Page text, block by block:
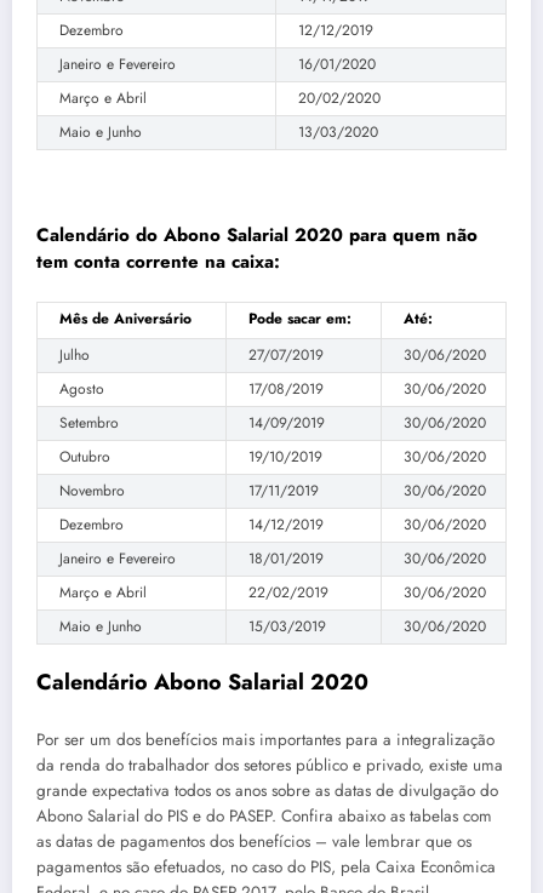
Dezembro
12/12/2019
Janeiro e Fevereiro
16/01/2020
Março e Abril
20/02/2020
Maio e Junho
13/03/2020
Calendário do Abono Salarial 2020 para quem não
tem conta corrente na caixa:
Mês de Aniversário Pode sacar em:
Até:
Julho
27/07/2019
30/06/2020
Agosto
17/08/2019
30/06/2020
Setembro
14/09/2019
30/06/2020
Outubro
19/10/2019
30/06/2020
Novembro
17/11/2019
30/06/2020
Dezembro
14/12/2019
30/06/2020
Janeiro e Fevereiro
18/01/2019
30/06/2020
Março e Abril
22/02/2019
30/06/2020
Maio e Junho
15/03/2019 30/06/2020
Calendário Abono Salarial 2020
Por ser um dos benefícios mais importantes para a integralização
da renda do trabalhador dos setores público e privado, existe uma
grande expectativa todos os anos sobre as datas de divulgação do
Abono Salarial do PIS e do PASEP. Confira abaixo as tabelas com
as datas de pagamentos dos benefícios – vale lembrar que os
pagamentos são efetuados, no caso do PIS, pela Caixa Econômica